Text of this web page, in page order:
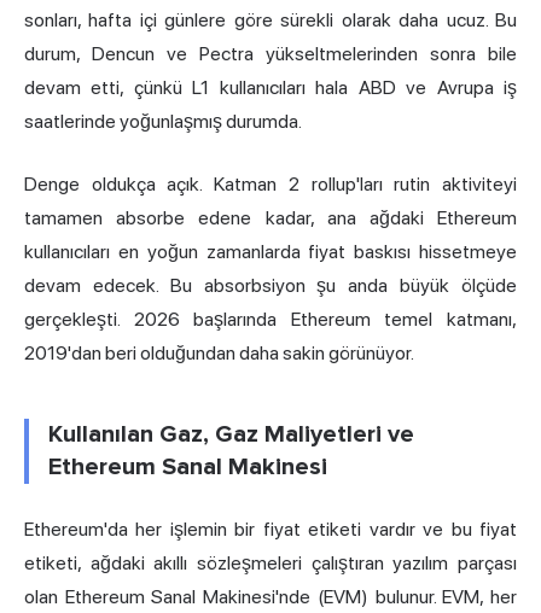
sonları, hafta içi günlere göre sürekli olarak daha ucuz. Bu
durum, Dencun ve Pectra yükseltmelerinden sonra bile
devam etti, çünkü L1 kullanıcıları hala ABD ve Avrupa iş
saatlerinde yoğunlaşmış durumda.
Denge oldukça açık. Katman 2 rollup'ları rutin aktiviteyi
tamamen absorbe edene kadar, ana ağdaki Ethereum
kullanıcıları en yoğun zamanlarda fiyat baskısı hissetmeye
devam edecek. Bu absorbsiyon şu anda büyük ölçüde
gerçekleşti. 2026 başlarında Ethereum temel katmanı,
2019'dan beri olduğundan daha sakin görünüyor.
Kullanılan Gaz, Gaz Maliyetleri ve
Ethereum Sanal Makinesi
Ethereum'da her işlemin bir fiyat etiketi vardır ve bu fiyat
etiketi, ağdaki akıllı sözleşmeleri çalıştıran yazılım parçası
olan Ethereum Sanal Makinesi'nde (EVM) bulunur. EVM, her